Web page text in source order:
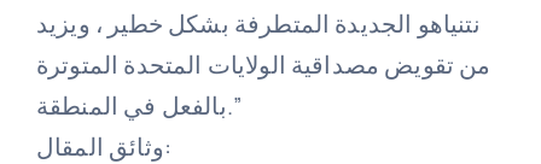
نتنياهو الجديدة المتطرفة بشكل خطير ، ويزيد
من تقويض مصداقية الولايات المتحدة المتوترة
بالفعل في المنطقة.”
وثائق المقال: